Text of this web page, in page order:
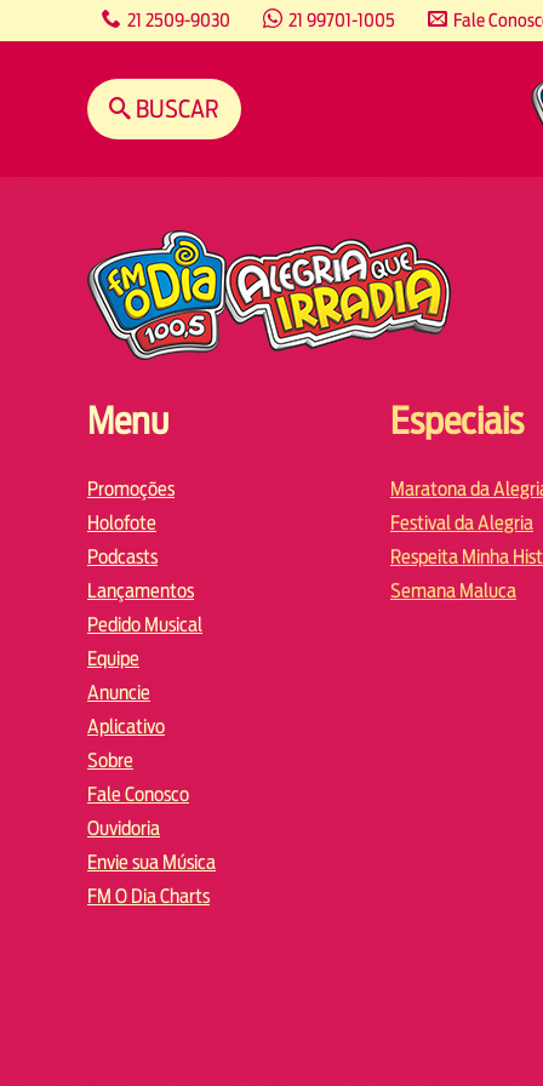
21 2509-9030 21 99701-1005 Fale
BUSCAR
Menu
Promoções
Holofote
Podcasts
Lançamentos
Pedido Musical
Equipe
Anuncie
Aplicativo
Sobre
Fale Conosco
Ouvidoria
Envie sua Música
FM O Dia Charts
Especiais
Maratona da
Festival da Alegria
Respeita Minha
Semana Maluca